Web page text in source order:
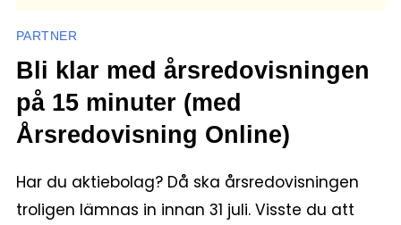
PARTNER
Bli klar med årsredovisningen
på 15 minuter (med
Årsredovisning Online)
Har du aktiebolag? Då ska årsredovisningen
troligen lämnas in innan 31 juli. Visste du att